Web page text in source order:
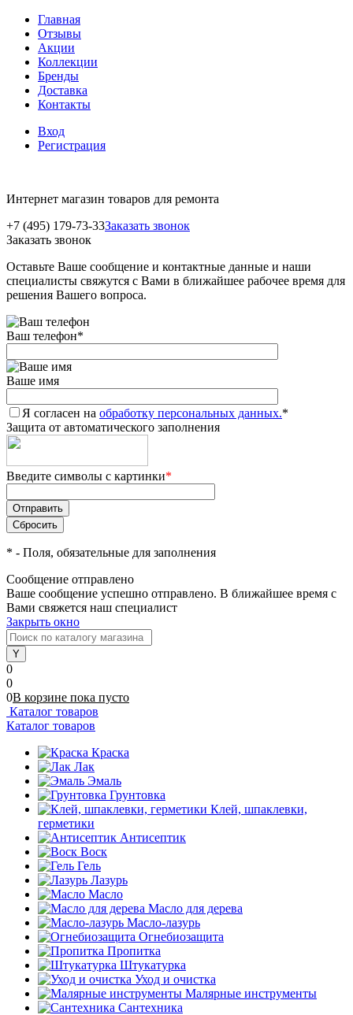
Главная
Отзывы
Акции
Коллекции
Бренды
Доставка
Контакты
Вход
Регистрация
Интернет магазин товаров для ремонта
+7 (495) 179-73-33Заказать звонок
Заказать звонок
Оставьте Ваше сообщение и контактные данные и наши
специалисты свяжутся с Вами в ближайшее рабочее время для
решения Вашего вопроса.
Ваш телефон*
Ваше имя
Я согласен на обработку персональных данных.*
Защита от автоматического заполнения
Введите символы с картинки*
* - Поля, обязательные для заполнения
Сообщение отправлено
Ваше сообщение успешно отправлено. В ближайшее время с
Вами свяжется наш специалист
Закрыть окно
0
0
0В корзине пока пусто
Каталог товаров
Каталог товаров
Краска
Лак
Эмаль
Грунтовка
Клей, шпаклевки,
герметики
Антисептик
Воск
Гель
Лазурь
Масло
Масло для дерева
Масло-лазурь
Огнебиозащита
Пропитка
Штукатурка
Уход и очистка
Малярные инструменты
Сантехника